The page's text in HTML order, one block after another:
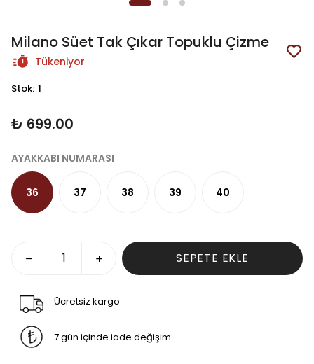
Milano Süet Tak Çıkar Topuklu Çizme
Tükeniyor
Stok: 1
₺ 699.00
AYAKKABI NUMARASI
36 37 38 39 40
SEPETE EKLE
Ücretsiz kargo
7 gün içinde iade değişim